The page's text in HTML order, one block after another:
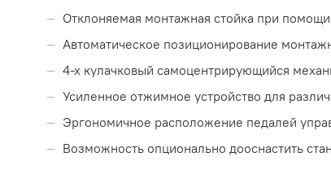
Отклоняемая монтажная стойка при
Автоматическое позиционирование
4-х кулачковый самоцентрирующийся
Усиленное отжимное устройство для
Эргономичное расположение педалей
Возможность опционально дооснастить